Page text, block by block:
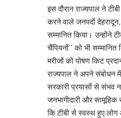
इस दौरान राज्यपाल ने
करने वाले जनपदों
सम्मानित किया। उन्होंने
चैंपियनों‘‘ को भी
मरीजों को पोषण किट
राज्यपाल ने अपने संबोधन
सरकारी प्रयासों से संभव
जनभागीदारी और
कि टीबी से स्वस्थ हुए